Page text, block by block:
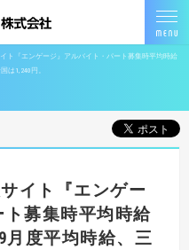
ト『エンゲージ』アルバイト・パート募集時平均時給
は1,240円。
イト『エンゲー
募集時平均時給
9月度平均時給、三